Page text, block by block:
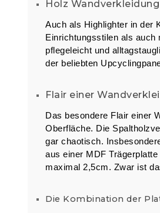
Holz
Auch als Highlighter in der
Einrichtungsstilen als auch
pflegeleicht und
der beliebten
Flair einer
Das besondere Flair einer
Oberfläche. Die
gar chaotisch.
aus einer MDF
maximal 2,5cm. Zwar ist
Die Kombination der